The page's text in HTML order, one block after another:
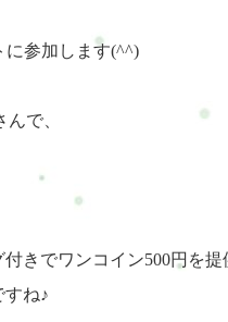
に参加します(^^)
で、
きでワンコイン500円を提
すね♪